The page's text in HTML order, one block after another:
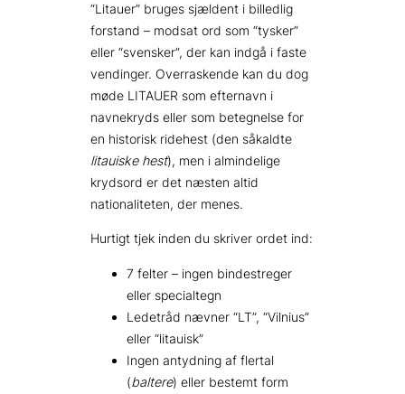
“Litauer” bruges sjældent i billedlig
forstand – modsat ord som “tysker”
eller “svensker”, der kan indgå i faste
vendinger. Overraskende kan du dog
møde LITAUER som efternavn i
navnekryds eller som betegnelse for
en historisk ridehest (den såkaldte
litauiske hest), men i almindelige
krydsord er det næsten altid
nationaliteten, der menes.
Hurtigt tjek inden du skriver ordet ind:
7 felter – ingen bindestreger
eller specialtegn
Ledetråd nævner “LT”, “Vilnius”
eller “litauisk”
Ingen antydning af flertal
(baltere) eller bestemt form